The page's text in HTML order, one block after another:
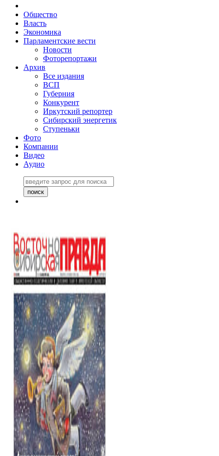
Общество
Власть
Экономика
Парламентские вести
Новости
Фоторепортажи
Архив
Все издания
ВСП
Губерния
Конкурент
Иркутский репортер
Сибирский энергетик
Ступеньки
Фото
Компании
Видео
Аудио